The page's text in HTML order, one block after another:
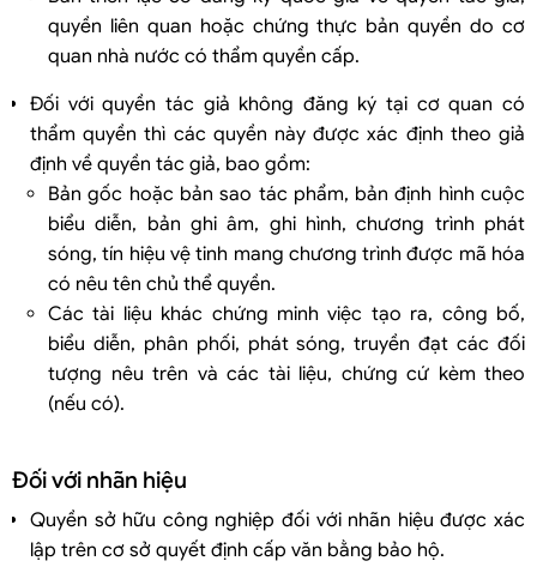
quyền liên quan hoặc chứng thực bản quyền do cơ
quan nhà nước có thẩm quyền cấp.
Đối với quyền tác giả không đăng ký tại cơ quan có
thẩm quyền thì các quyền này được xác định theo giả
định về quyền tác giả, bao gồm:
Bản gốc hoặc bản sao tác phẩm, bản định hình cuộc
biểu diễn, bản ghi âm, ghi hình, chương trình phát
sóng, tín hiệu vệ tinh mang chương trình được mã hóa
có nêu tên chủ thể quyền.
Các tài liệu khác chứng minh việc tạo ra, công bố,
biểu diễn, phân phối, phát sóng, truyền đạt các đối
tượng nêu trên và các tài liệu, chứng cứ kèm theo
(nếu có).
Đối với nhãn hiệu
Quyền sở hữu công nghiệp đối với nhãn hiệu được xác
lập trên cơ sở quyết định cấp văn bằng bảo hộ.